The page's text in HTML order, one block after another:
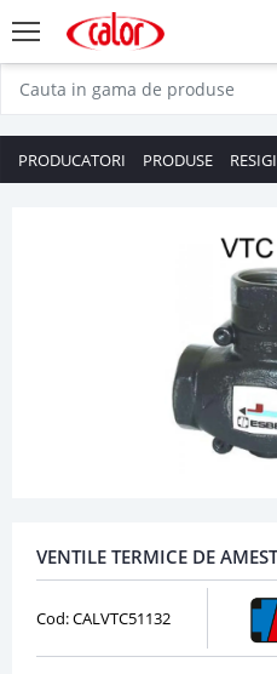
PRODUCATORI PRODUSE
VENTILE TERMICE DE
Cod: CALVTC51132